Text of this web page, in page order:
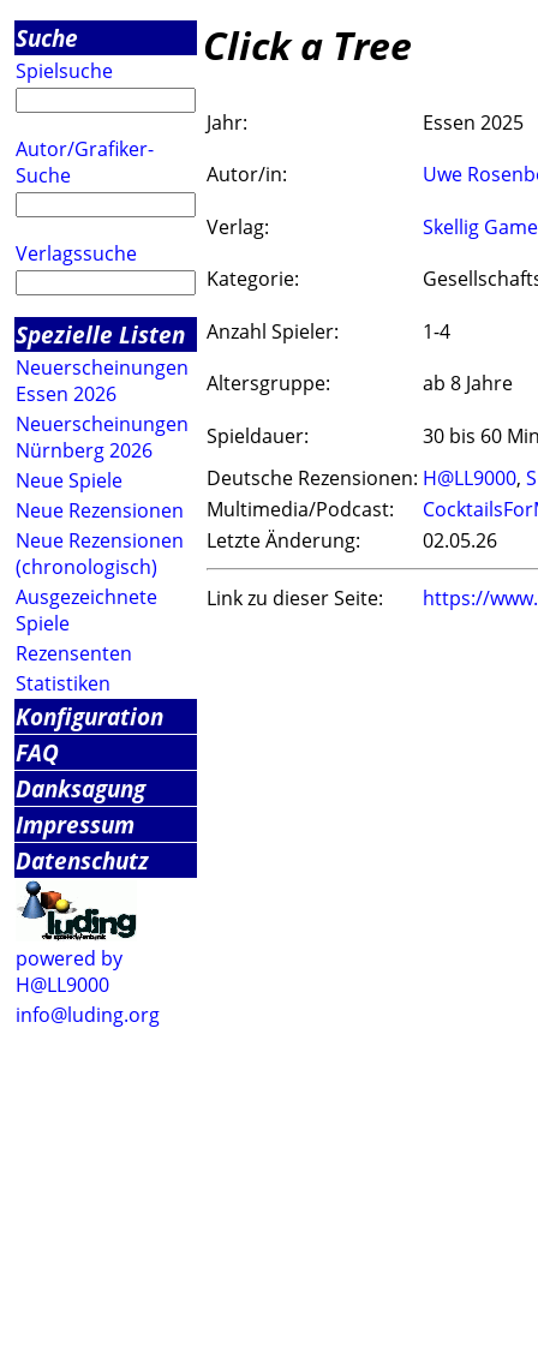
Suche
Spielsuche
Autor/Grafiker-
Suche
Verlagssuche
Spezielle Listen
Neuerscheinungen
Essen 2026
Neuerscheinungen
Nürnberg 2026
Neue Spiele
Neue Rezensionen
Neue Rezensionen
(chronologisch)
Ausgezeichnete
Spiele
Rezensenten
Statistiken
Konfiguration
FAQ
Danksagung
Impressum
Datenschutz
powered by
H@LL9000
info@luding.org
Click a Tree
Jahr:
Essen 2025
Autor/in:
Uwe
Verlag:
Skellig
Kategorie:
Anzahl Spieler:
1-4
Altersgruppe:
ab 8 Jahre
Spieldauer:
30 bis 60
Deutsche Rezensionen: H@LL9000,
Multimedia/Podcast:
Letzte Änderung:
02.05.26
Link zu dieser Seite: https://